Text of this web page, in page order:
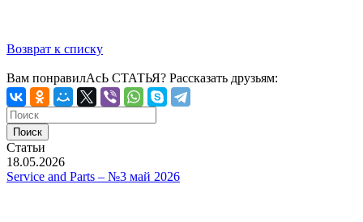
Возврат к списку
Вам понравилАсЬ СТАТЬЯ? Рассказать друзьям:
Статьи
18.05.2026
Service and Parts – №3 май 2026